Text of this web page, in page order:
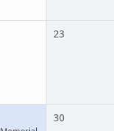
23
30